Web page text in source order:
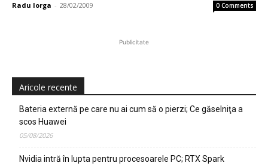
Radu Iorga - 28/02/2009 0 Comments
Publicitate
Aricole recente
Bateria externă pe care nu ai cum să o pierzi; Ce găselniţa a
scos Huawei
05/08/2026
Nvidia intră în lupta pentru procesoarele PC; RTX Spark